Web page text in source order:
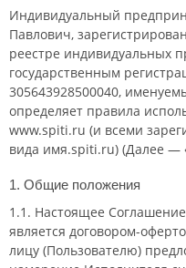
Индивидуальный
Павлович,
реестре индивидуальных
государственным
305643928500040,
определяет правила
www.spiti.ru (и всеми
вида имя.spiti.ru) (Далее —
1. Общие положения
1.1. Настоящее
является договором-
лицу (Пользователю)